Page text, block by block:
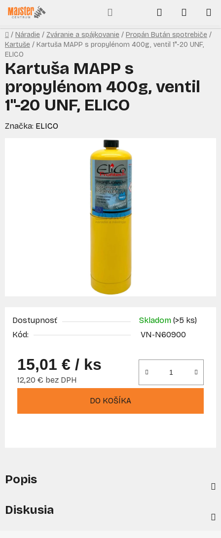
Prejsť
na
obsah
Hľadať
KOŠÍK
Domov
/ Náradie / Zváranie a spájkovanie / Propán Bután spotrebiče /
Kartuše / Kartuša MAPP s propylénom 400g, ventil 1"-20 UNF,
ELICO
Dostupnosť Skladom (>5 ks)
Kód:
VN-N60900
15,01 € / ks
12,20 € bez DPH
DO KOŠÍKA
Kartuša MAPP s
propylénom 400g, ventil
1"-20 UNF, ELICO
Značka: ELICO
Popis
Diskusia